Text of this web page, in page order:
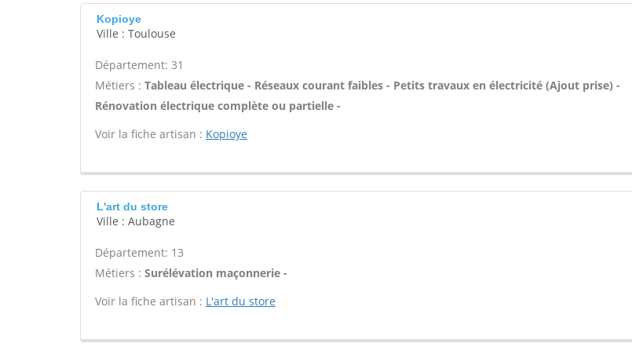
Kopioye
Ville : Toulouse
Département: 31
Métiers : Tableau électrique - Réseaux courant faibles - Petits travaux en électricité (Ajout prise) -
Rénovation électrique complète ou partielle -
Voir la fiche artisan : Kopioye
L'art du store
Ville : Aubagne
Département: 13
Métiers : Surélévation maçonnerie -
Voir la fiche artisan : L'art du store